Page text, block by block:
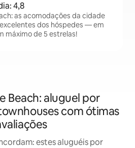
4,8
as acomodações da cidade
dos hóspedes — em
máximo de 5 estrelas!
Beach: aluguel por
com ótimas
estes aluguéis por